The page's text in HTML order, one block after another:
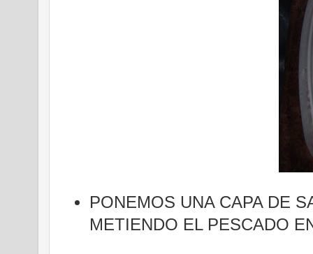
PONEMOS UNA CAPA DE
METIENDO EL PESCADO